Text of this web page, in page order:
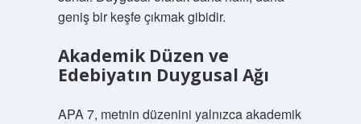
geniş bir keşfe çıkmak gibidir.
Akademik Düzen ve
Edebiyatın Duygusal Ağı
APA 7, metnin düzenini yalnızca akademik